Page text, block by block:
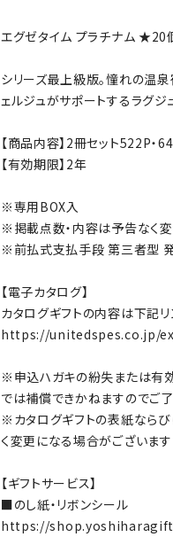
エグゼタイム プラチナム ★20
シリーズ最上級版。憧れの温
ェルジュがサポートするラグジ
【商品内容】2冊セット522P・
【有効期限】2年
※専用BOX入
※掲載点数・内容は予告なく
※前払式支払手段 第三者型
【電子カタログ】
カタログギフトの内容は下記
https://unitedspes.co.jp/
※申込ハガキの紛失または有
では補償できかねますのでご
※カタログギフトの表紙なら
く変更になる場合がございます
【ギフトサービス】
■のし紙・リボンシール
https://